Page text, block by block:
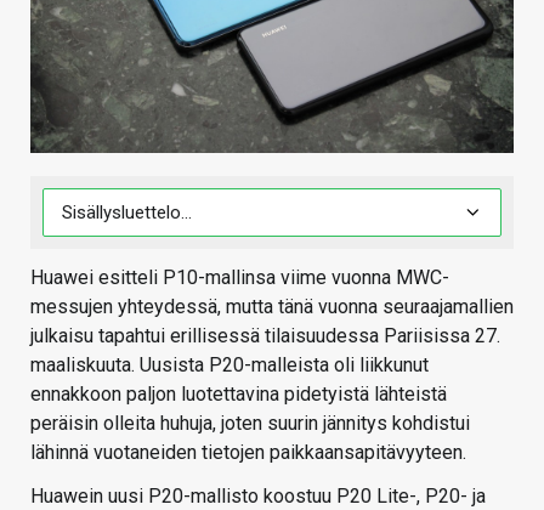
HAKU
Huawei esitteli P10-mallinsa viime vuonna MWC-
messujen yhteydessä, mutta tänä vuonna seuraajamallien
julkaisu tapahtui erillisessä tilaisuudessa Pariisissa 27.
maaliskuuta. Uusista P20-malleista oli liikkunut
ennakkoon paljon luotettavina pidetyistä lähteistä
peräisin olleita huhuja, joten suurin jännitys kohdistui
lähinnä vuotaneiden tietojen paikkaansapitävyyteen.
Huawein uusi P20-mallisto koostuu P20 Lite-, P20- ja